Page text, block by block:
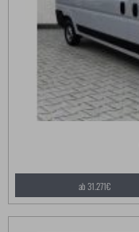
ab 31.271€